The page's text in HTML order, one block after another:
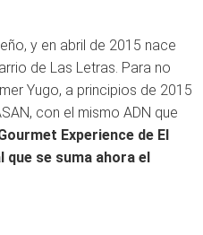
y en abril de 2015 nace
de Las Letras. Para no
Yugo, a principios de 2015
con el mismo ADN que
Experience de El
que se suma ahora el